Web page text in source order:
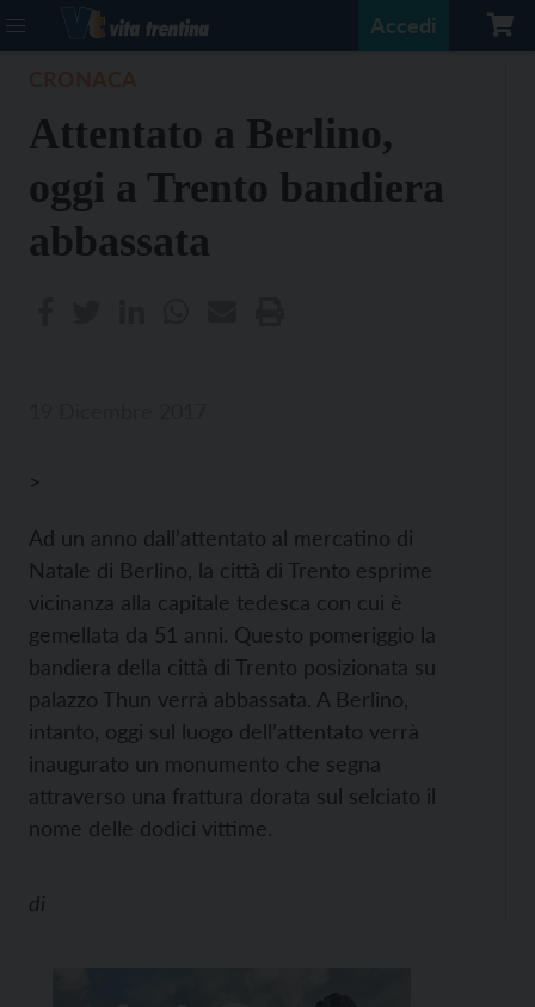
Accedi
Attentato a Berlino,
oggi a Trento bandiera
abbassata
>
Ad un anno dall’attentato al mercatino di
Natale di Berlino, la città di Trento esprime
vicinanza alla capitale tedesca con cui è
gemellata da 51 anni. Questo pomeriggio la
bandiera della città di Trento posizionata su
palazzo Thun verrà abbassata. A Berlino,
intanto, oggi sul luogo dell’attentato verrà
inaugurato un monumento che segna
attraverso una frattura dorata sul selciato il
nome delle dodici vittime.
di